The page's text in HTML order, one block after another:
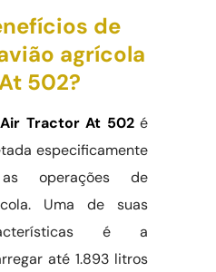
de
agrícola
502?
Tractor At 502é
especificamente
operações de
Uma de suas
é a
até 1.893 litros